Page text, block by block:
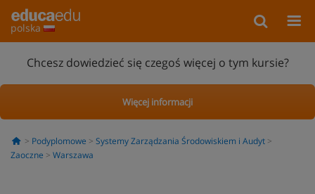
polska
Chcesz dowiedzieć się czegoś więcej o tym kursie?
Więcej informacji
Podyplomowe
Systemy Zarządzania Środowiskiem i Audyt
Zaoczne
Warszawa